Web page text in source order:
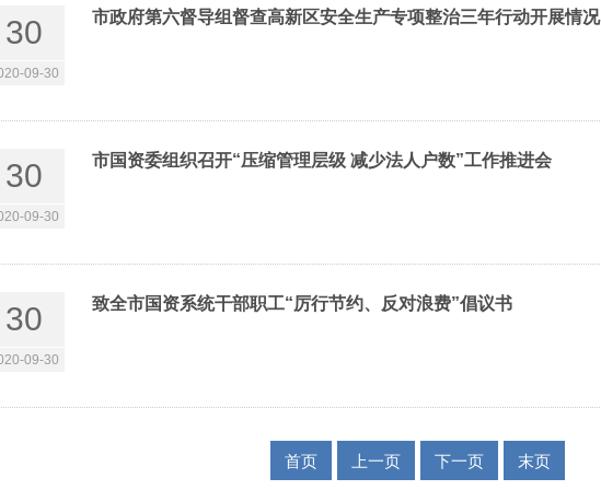
30
09-30
市政府第六督导组督查高新区安全生产专项整治三年行动开展情况
30
09-30
市国资委组织召开“压缩管理层级 减少法人户数”工作推进会
30
09-30
致全市国资系统干部职工“厉行节约、反对浪费”倡议书
首页 上一页 下一页 末页